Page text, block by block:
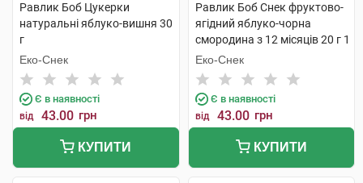
Равлик Боб Цукерки
натуральні яблуко-вишня 30
г
Еко-Снек
Є в наявності
від 43.00 грн
КУПИТИ
Равлик Боб Снек фруктово-
ягідний яблуко-чорна
смородина з 12 місяців 20 г 1
пакет
Еко-Снек
Є в наявності
від 43.00 грн
КУПИТИ